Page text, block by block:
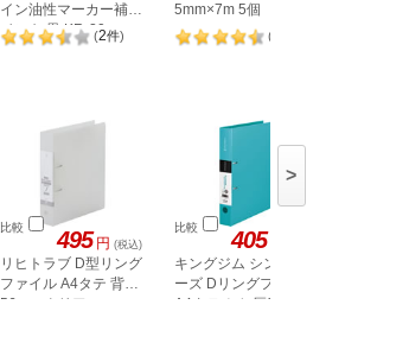
イン油性マーカー補充
インキ 黒 KR-20
(2件)
5mm×7m 5個
(
比較 495 円 (税込)
リヒトラブ D型リング
ファイル A4タテ 背幅
56mm クリアー
比較 405
キングジム シンプリ
ーズ Dリングファイル
A4タテ とじ厚32mm
>